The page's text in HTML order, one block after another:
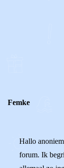
Femke
Hallo
forum. Ik